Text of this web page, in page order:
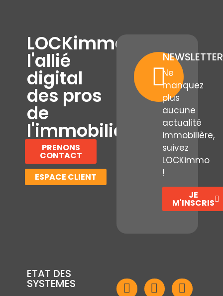
LOCKimmo,
l'allié
digital
des pros
de
l'immobilier
PRENONS
CONTACT
ESPACE CLIENT
NEWSLETTER
Ne
manquez
plus
aucune
actualité
immobilière,
suivez
LOCKimmo
!
JE
M'INSCRIS
ETAT DES
SYSTEMES